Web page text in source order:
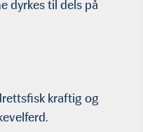
dyrkes til dels på
kraftig og